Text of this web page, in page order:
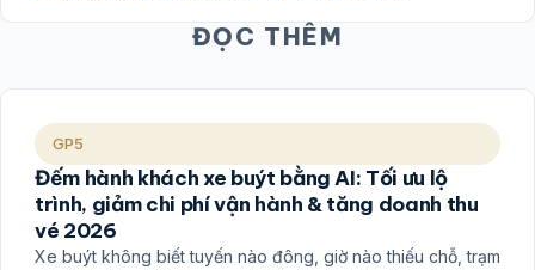
ĐỌC THÊM
GP5
Đếm hành khách xe buýt bằng AI: Tối ưu lộ
trình, giảm chi phí vận hành & tăng doanh thu
vé 2026
Xe buýt không biết tuyến nào đông, giờ nào thiếu chỗ, trạm